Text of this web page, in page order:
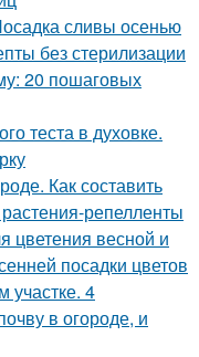
сливы осенью
без стерилизации
20 пошаговых
теста в духовке.
Как составить
репелленты
цветения весной и
посадки цветов
участке. 4
в огороде, и